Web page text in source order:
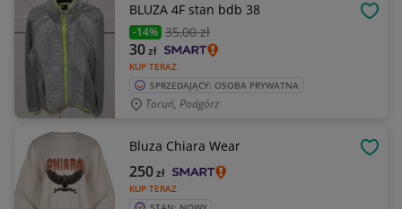
BLUZA 4F stan bdb 38
-14% 35,00 zł
KUP TERAZ
30zł
SPRZEDAJĄCY: OSOBA PRYWATNA
Toruń, Podgórz
Bluza Chiara Wear
KUP TERAZ
250zł